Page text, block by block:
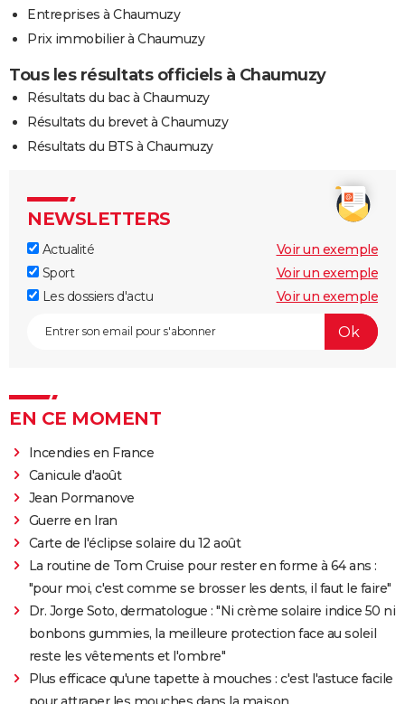
Entreprises à Chaumuzy
Prix immobilier à Chaumuzy
Tous les résultats officiels à Chaumuzy
Résultats du bac à Chaumuzy
Résultats du brevet à Chaumuzy
Résultats du BTS à Chaumuzy
NEWSLETTERS
Actualité
Voir un exemple
Sport
Voir un exemple
Les dossiers d'actu
Voir un exemple
EN CE MOMENT
Incendies en France
Canicule d'août
Jean Pormanove
Guerre en Iran
Carte de l'éclipse solaire du 12 août
La routine de Tom Cruise pour rester en forme à 64 ans :
"pour moi, c'est comme se brosser les dents, il faut le faire"
Dr. Jorge Soto, dermatologue : "Ni crème solaire indice 50 ni
bonbons gummies, la meilleure protection face au soleil
reste les vêtements et l'ombre"
Plus efficace qu'une tapette à mouches : c'est l'astuce facile